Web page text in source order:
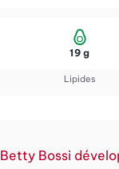
Lipides
19 g
Betty Bossi